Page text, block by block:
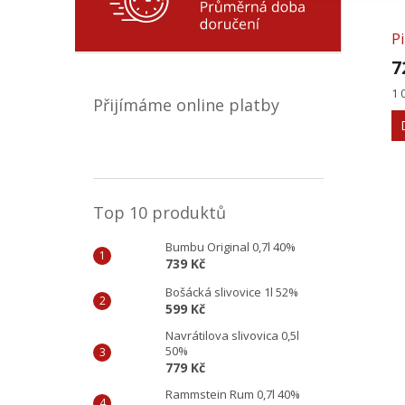
Přijímáme online platby
Top 10 produktů
Bumbu Original 0,7l 40%
739 Kč
Bošácká slivovice 1l 52%
599 Kč
Navrátilova slivovica 0,5l
50%
779 Kč
Rammstein Rum 0,7l 40%
1